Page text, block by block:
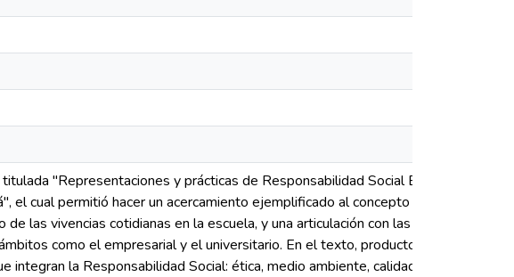
"Representaciones y prácticas de Responsabilidad Social Educativa
cual permitió hacer un acercamiento ejemplificado al concepto de
las vivencias cotidianas en la escuela, y una articulación con las
como el empresarial y el universitario. En el texto, producto del
la Responsabilidad Social: ética, medio ambiente, calidad,